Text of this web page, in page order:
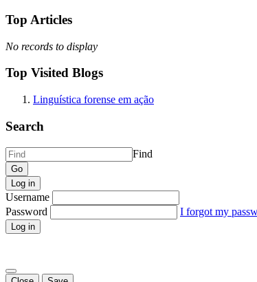
Top Articles
No records to display
Top Visited Blogs
Linguística forense em ação
Search
Find
Log in
Username
Password
I forgot my
Log in